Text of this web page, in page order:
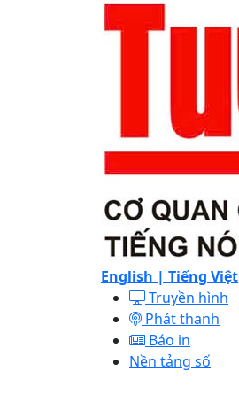
English | Tiếng Việt
Truyền hình
Phát thanh
Báo in
Nền tảng số